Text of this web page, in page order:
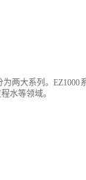
两大系列。EZ1000
水等领域。